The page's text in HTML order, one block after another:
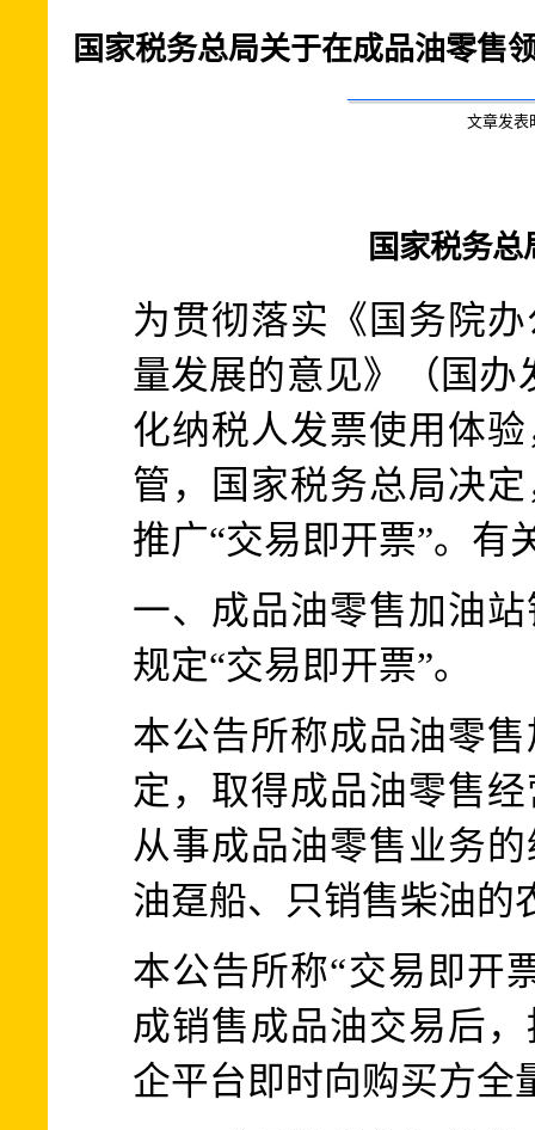
国家税务总局关于在成品油零售
文章发表
国家税务总
为贯彻落实《国务院
量发展的意见》（国办
化纳税人发票使用体
管，国家税务总局决
推广“交易即开票”。有
一、成品油零售加油
规定“交易即开票”。
本公告所称成品油零
定，取得成品油零售
从事成品油零售业务
油趸船、只销售柴油的
本公告所称“交易即开
成销售成品油交易后
企平台即时向购买方全